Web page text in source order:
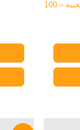
بيتسو فشار ميكروويف بنكهة الجبنة – 100